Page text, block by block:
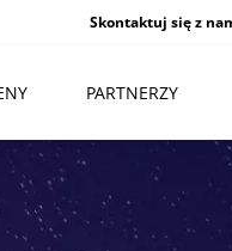
Skontaktuj się z
PARTNERZY